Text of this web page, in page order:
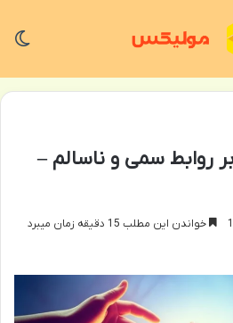
روابط سمی و ناسالم –
خواندن این مطلب 15 دقیقه زمان میبرد